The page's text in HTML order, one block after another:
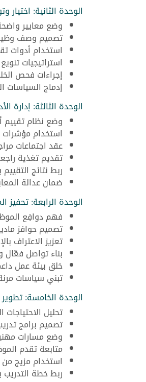
الوحدة الثانية:
وضع معايير
تصميم وصف
استخدام أدوات
استراتيجيات
إجراءات فحص
إدماج السياسات
الوحدة الثالثة: إدارة
وضع نظام تقييم
استخدام
عقد اجتماعات
تقديم تغذية
ربط نتائج
ضمان عدالة
الوحدة الرابعة: تحفيز
فهم دوافِع
تصميم حوافز
تعزيز الاعتراف
بناء تواصل فعّال
خلق بيئة عمل
تبني سياسات
الوحدة الخامسة:
تحليل الاحتياجات
تصميم برامج
وضع مسارات
متابعة تقدم
استخدام مزيج من
ربط خطة